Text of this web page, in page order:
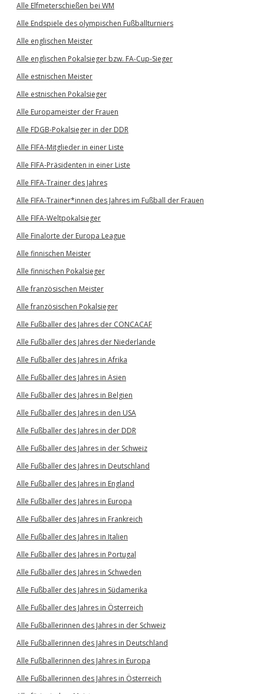
Alle Elfmeterschießen bei WM
Alle Endspiele des olympischen Fußballturniers
Alle englischen Meister
Alle englischen Pokalsieger bzw. FA-Cup-Sieger
Alle estnischen Meister
Alle estnischen Pokalsieger
Alle Europameister der Frauen
Alle FDGB-Pokalsieger in der DDR
Alle FIFA-Mitglieder in einer Liste
Alle FIFA-Präsidenten in einer Liste
Alle FIFA-Trainer des Jahres
Alle FIFA-Trainer*innen des Jahres im Fußball der Frauen
Alle FIFA-Weltpokalsieger
Alle Finalorte der Europa League
Alle finnischen Meister
Alle finnischen Pokalsieger
Alle französischen Meister
Alle französischen Pokalsieger
Alle Fußballer des Jahres der CONCACAF
Alle Fußballer des Jahres der Niederlande
Alle Fußballer des Jahres in Afrika
Alle Fußballer des Jahres in Asien
Alle Fußballer des Jahres in Belgien
Alle Fußballer des Jahres in den USA
Alle Fußballer des Jahres in der DDR
Alle Fußballer des Jahres in der Schweiz
Alle Fußballer des Jahres in Deutschland
Alle Fußballer des Jahres in England
Alle Fußballer des Jahres in Europa
Alle Fußballer des Jahres in Frankreich
Alle Fußballer des Jahres in Italien
Alle Fußballer des Jahres in Portugal
Alle Fußballer des Jahres in Schweden
Alle Fußballer des Jahres in Südamerika
Alle Fußballer des Jahres in Österreich
Alle Fußballerinnen des Jahres in der Schweiz
Alle Fußballerinnen des Jahres in Deutschland
Alle Fußballerinnen des Jahres in Europa
Alle Fußballerinnen des Jahres in Österreich